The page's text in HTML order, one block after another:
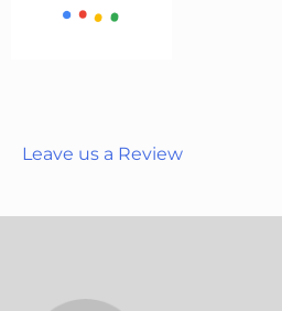
Leave us a Review